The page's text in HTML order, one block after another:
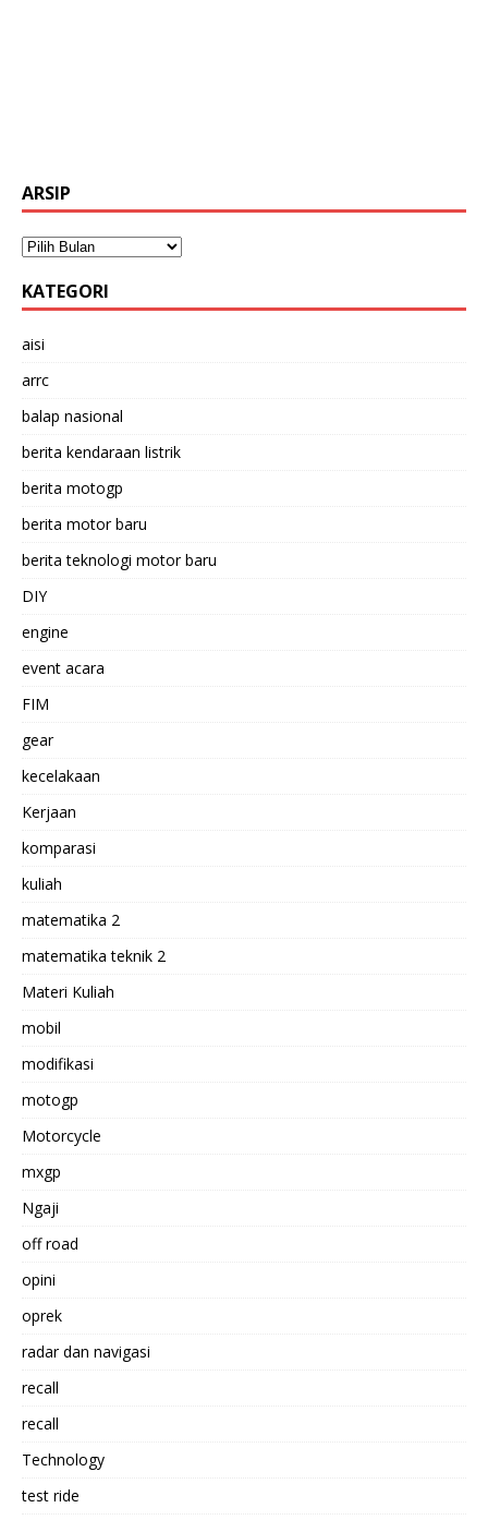
ARSIP
KATEGORI
aisi
arrc
balap nasional
berita kendaraan listrik
berita motogp
berita motor baru
berita teknologi motor baru
DIY
engine
event acara
FIM
gear
kecelakaan
Kerjaan
komparasi
kuliah
matematika 2
matematika teknik 2
Materi Kuliah
mobil
modifikasi
motogp
Motorcycle
mxgp
Ngaji
off road
opini
oprek
radar dan navigasi
recall
recall
Technology
test ride